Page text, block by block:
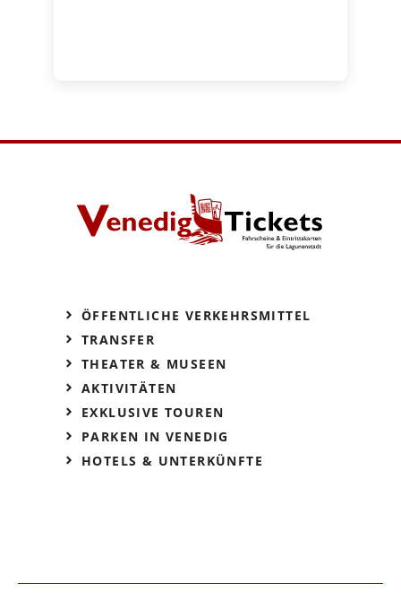
ÖFFENTLICHE VERKEHRSMITTEL
TRANSFER
THEATER & MUSEEN
AKTIVITÄTEN
EXKLUSIVE TOUREN
PARKEN IN VENEDIG
HOTELS & UNTERKÜNFTE